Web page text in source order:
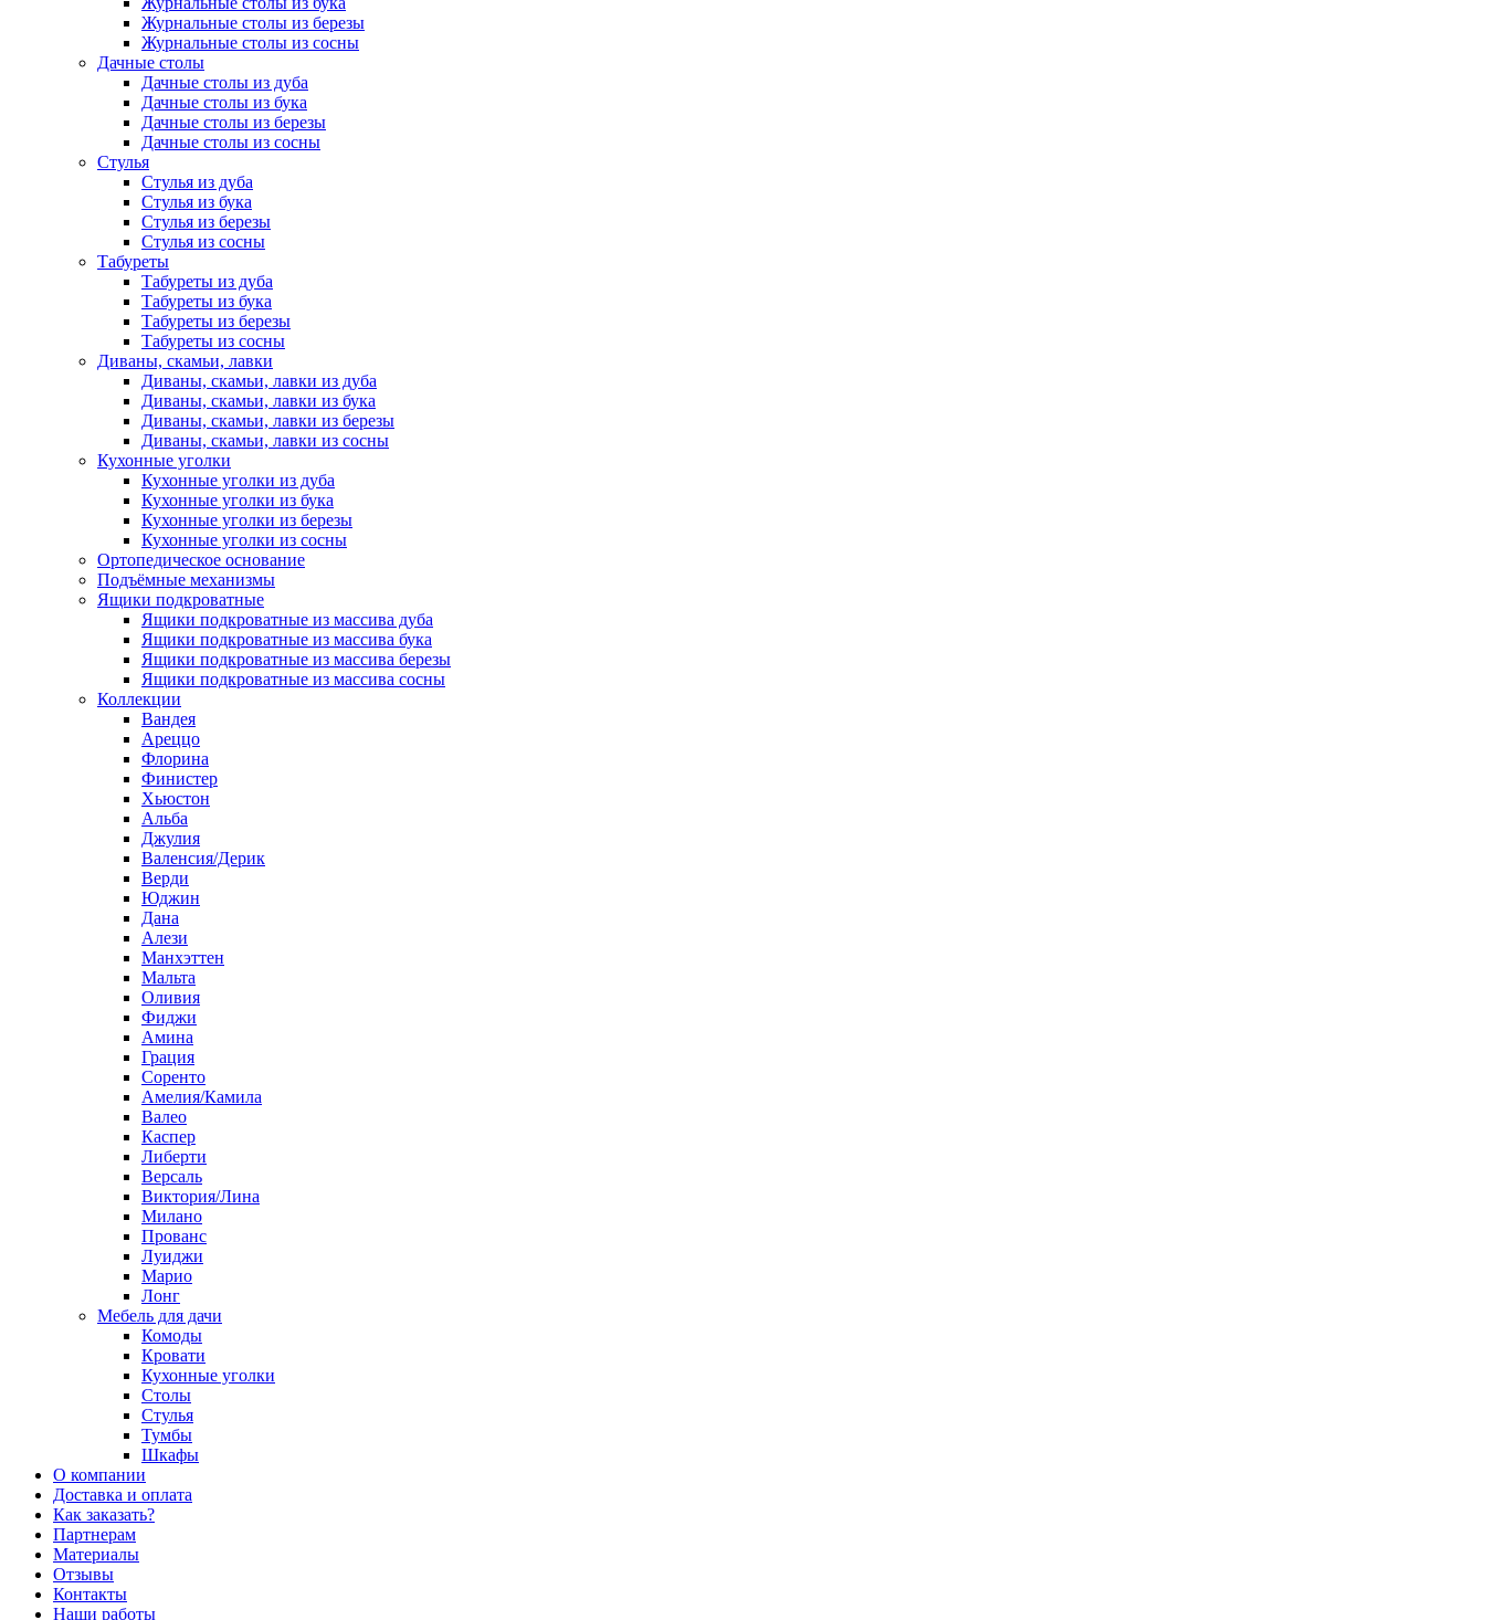
Журнальные столы из березы
Журнальные столы из сосны
Дачные столы
Дачные столы из дуба
Дачные столы из бука
Дачные столы из березы
Дачные столы из сосны
Стулья
Стулья из дуба
Стулья из бука
Стулья из березы
Стулья из сосны
Табуреты
Табуреты из дуба
Табуреты из бука
Табуреты из березы
Табуреты из сосны
Диваны, скамьи, лавки
Диваны, скамьи, лавки из дуба
Диваны, скамьи, лавки из бука
Диваны, скамьи, лавки из березы
Диваны, скамьи, лавки из сосны
Кухонные уголки
Кухонные уголки из дуба
Кухонные уголки из бука
Кухонные уголки из березы
Кухонные уголки из сосны
Ортопедическое основание
Подъёмные механизмы
Ящики подкроватные
Ящики подкроватные из массива дуба
Ящики подкроватные из массива бука
Ящики подкроватные из массива березы
Ящики подкроватные из массива сосны
Коллекции
Вандея
Ареццо
Флорина
Финистер
Хьюстон
Альба
Джулия
Валенсия/Дерик
Верди
Юджин
Дана
Алези
Манхэттен
Мальта
Оливия
Фиджи
Амина
Грация
Соренто
Амелия/Камила
Валео
Каспер
Либерти
Версаль
Виктория/Лина
Милано
Прованс
Луиджи
Марио
Лонг
Мебель для дачи
Комоды
Кровати
Кухонные уголки
Столы
Стулья
Тумбы
Шкафы
О компании
Доставка и оплата
Как заказать?
Партнерам
Материалы
Отзывы
Контакты
Наши работы